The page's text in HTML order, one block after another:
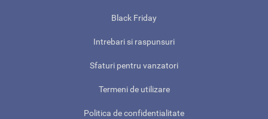
Black Friday
Intrebari si raspunsuri
Sfaturi pentru vanzatori
Termeni de utilizare
Politica de confidentialitate